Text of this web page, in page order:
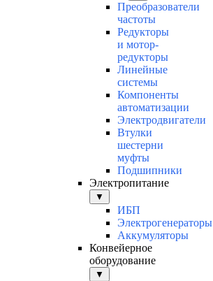
Преобразователи
частоты
Редукторы
и мотор-
редукторы
Линейные
системы
Компоненты
автоматизации
Электродвигатели
Втулки
шестерни
муфты
Подшипники
Электропитание
▼
ИБП
Электрогенераторы
Аккумуляторы
Конвейерное
оборудование
▼